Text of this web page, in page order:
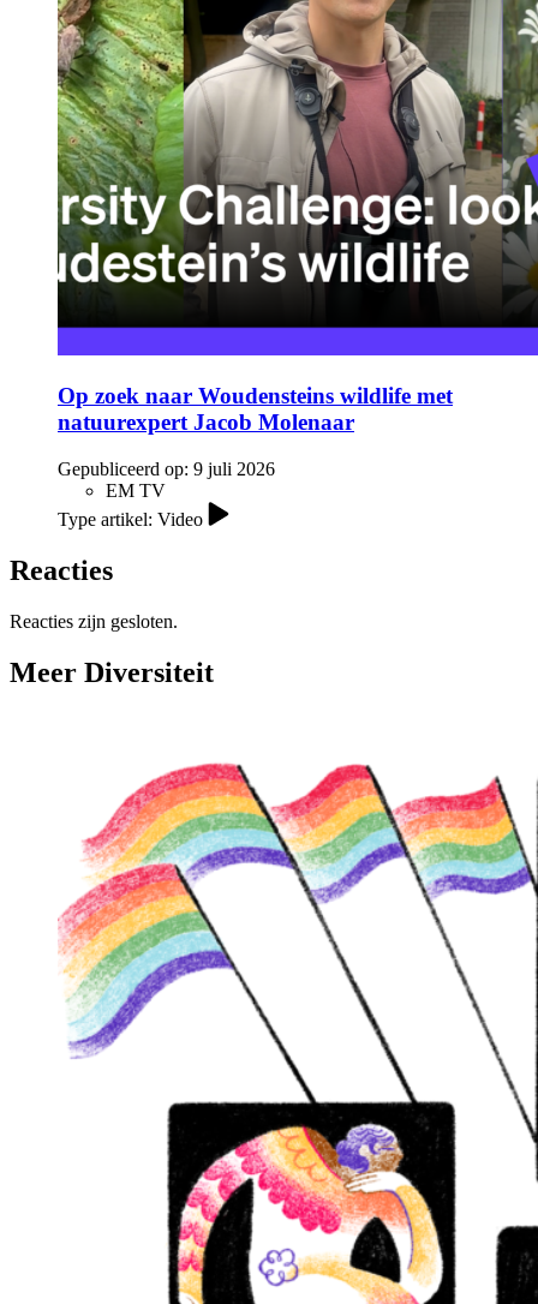
Op zoek naar Woudensteins wildlife met
natuurexpert Jacob Molenaar
Gepubliceerd op: 9 juli 2026
EM TV
Type artikel: Video
Reacties
Reacties zijn gesloten.
Meer Diversiteit